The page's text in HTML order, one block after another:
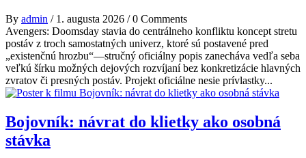
By admin / 1. augusta 2026 /0 Comments
Avengers: Doomsday stavia do centrálneho konfliktu koncept stretu
postáv z troch samostatných univerz, ktoré sú postavené pred
„existenčnú hrozbu“—stručný oficiálny popis zanecháva vedľa seba
veľkú šírku možných dejových rozvíjaní bez konkretizácie hlavných
zvratov či presných postáv. Projekt oficiálne nesie prívlastky...
Bojovník: návrat do klietky ako osobná
stávka